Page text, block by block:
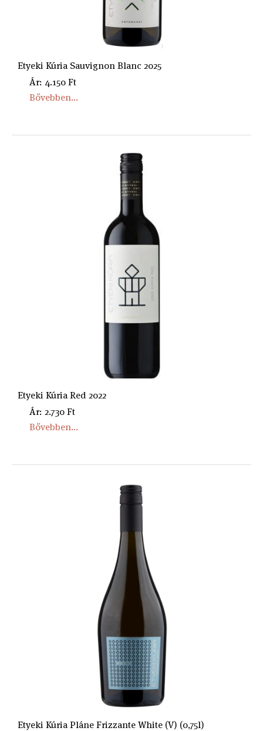
Etyeki Kúria Sauvignon Blanc 2025
Ár: 4.150 Ft
Bővebben...
Etyeki Kúria Red 2022
Ár: 2.730 Ft
Bővebben...
Etyeki Kúria Pláne Frizzante White (V) (0,75l)